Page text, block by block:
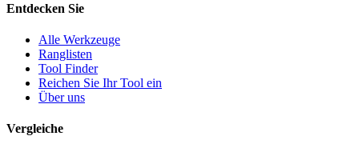
Entdecken Sie
Alle Werkzeuge
Ranglisten
Tool Finder
Reichen Sie Ihr Tool ein
Über uns
Vergleiche